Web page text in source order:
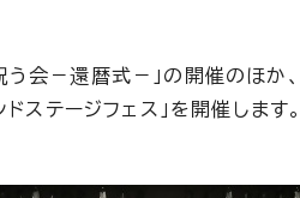
う会－還暦式－」の開催のほ
ステージフェス」を開催しま